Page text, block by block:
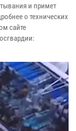
и примет
о технических
сайте